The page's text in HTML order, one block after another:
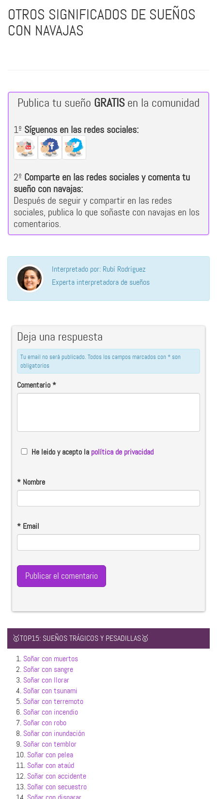
OTROS SIGNIFICADOS DE SUEÑOS
CON NAVAJAS
Publica tu sueño GRATISen la comunidad
1º Síguenos en las redes sociales:
2º Comparte en las redes sociales y comenta tu
sueño con navajas:
Después de seguir y compartir en las redes
sociales, publica lo que soñaste con navajas en los
comentarios.
Interpretado por: Rubí Rodríguez
Experta interpretadora de sueños
Deja una respuesta
Tu email no será publicado. Todos los campos marcados con * son
obligatorios
Comentario*
He leido y acepto la política de privacidad
* Nombre
* Email
🥇TOP15: SUEÑOS TRÁGICOS Y PESADILLAS🥇
1. Soñar con muertos
2. Soñar con sangre
3. Soñar con llorar
4. Soñar con tsunami
5. Soñar con terremoto
6. Soñar con incendio
7. Soñar con robo
8. Soñar con inundación
9. Soñar con temblor
10. Soñar con pelea
11. Soñar con ataúd
12. Soñar con accidente
13. Soñar con secuestro